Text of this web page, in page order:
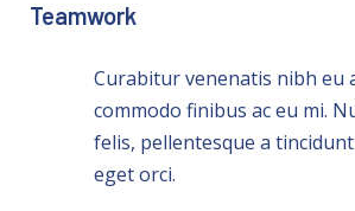
Teamwork
Curabitur venenatis nibh eu
commodo finibus ac eu mi.
felis, pellentesque a
eget orci.